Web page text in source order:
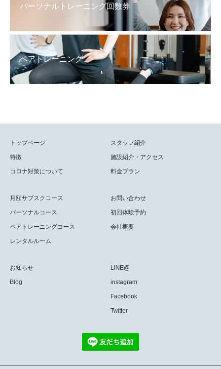
パーソナルトレーニング回数券
ペアトレーニング
トップページ
特徴
コロナ対策について
スタッフ紹介
施設紹介・アクセス
料金プラン
月額サブスクコース
パーソナルコース
ペアトレーニングコース
レンタルルーム
お問い合わせ
初回体験予約
会社概要
お知らせ
Blog
LINE@
instagram
Facebook
Twitter